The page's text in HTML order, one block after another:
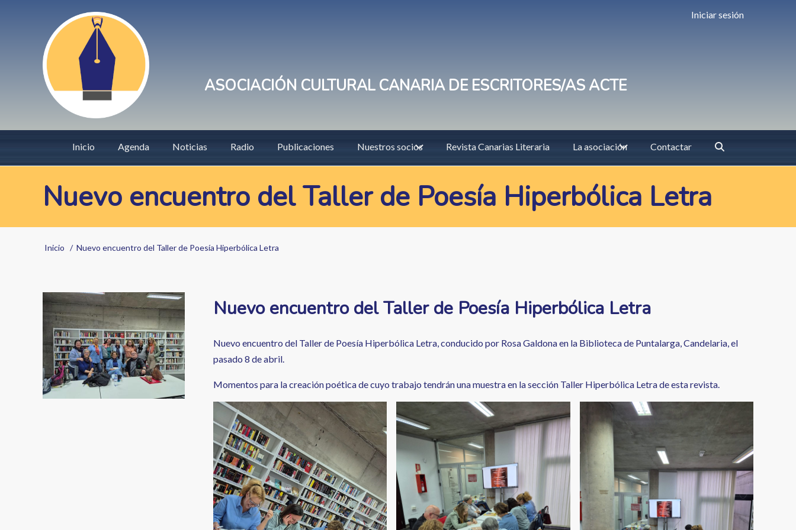
User
account
menu
Iniciar sesión
ASOCIACIÓN CULTURAL CANARIA DE ESCRITORES/AS ACTE
Main
navigation
Inicio Agenda Noticias Radio Publicaciones Nuestros socios Revista Canarias Literaria La asociación Contactar
Nuevo encuentro del Taller de Poesía Hiperbólica Letra
Sobrescribir
de
ayuda
a
la
navegación
Inicio Nuevo encuentro del Taller de Poesía Hiperbólica Letra
Image Nuevo encuentro del Taller de Poesía Hiperbólica Letra
Nuevo encuentro del Taller de Poesía Hiperbólica Letra, conducido por Rosa Galdona en la Biblioteca de Puntalarga, Candelaria, el
pasado 8 de abril.
Momentos para la creación poética de cuyo trabajo tendrán una muestra en la sección Taller Hiperbólica Letra de esta revista.